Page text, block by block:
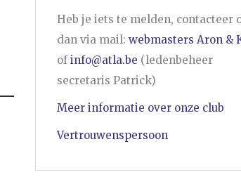
Heb je iets te melden, contacteer
dan via mail: webmasters Aron &
ofinfo@atla.be (ledenbeheer
secretaris Patrick)
Meer informatie over onze club
Vertrouwenspersoon